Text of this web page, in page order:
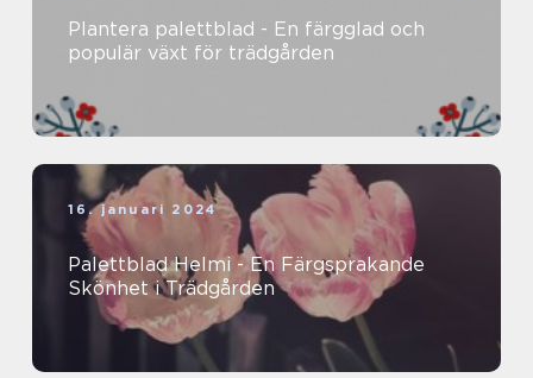
Plantera palettblad - En färgglad och
populär växt för trädgården
16. januari 2024
Palettblad Helmi - En Färgsprakande
Skönhet i Trädgården